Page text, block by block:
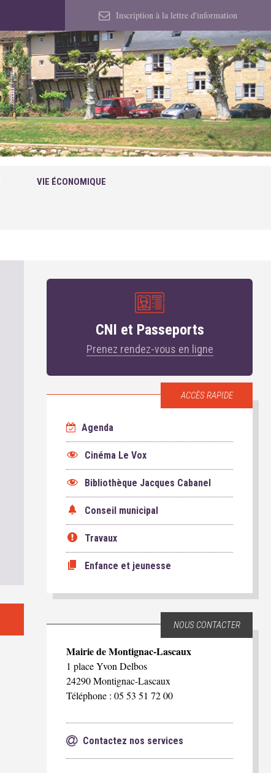
Inscription à la lettre d'information
VIE ÉCONOMIQUE
CNI et Passeports
Prenez rendez-vous en ligne
ACCÈS RAPIDE
Agenda
Cinéma Le Vox
Bibliothèque Jacques Cabanel
Conseil municipal
Travaux
Enfance et jeunesse
NOUS CONTACTER
Mairie de Montignac-Lascaux
1 place Yvon Delbos
24290 Montignac-Lascaux
Téléphone : 05 53 51 72 00
Contactez nos services